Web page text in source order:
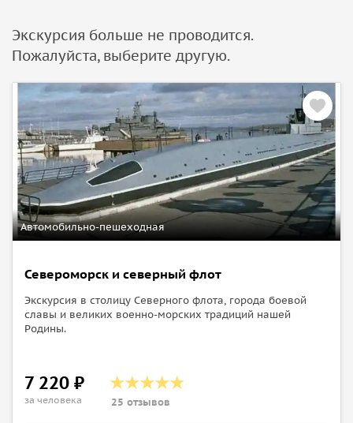
Экскурсия больше не проводится.
Пожалуйста, выберите другую.
Автомобильно-пешеходная
Североморск и северный флот
Экскурсия в столицу Северного флота, города боевой
славы и великих военно-морских традиций нашей
Родины.
7 220 ₽
за человека 25 отзывов